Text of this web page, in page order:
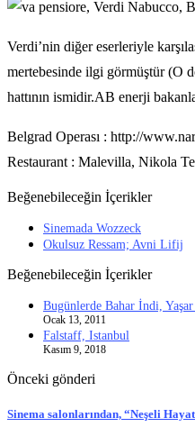
Verdi’nin diğer eserleriyle
mertebesinde ilgi görmüştür (O
hattının ismidir.AB enerji
Belgrad Operası : http://
Restaurant : Malevilla, Nikola
Beğenebileceğin İçerikler
Sinemada Wozzeck
Okulsuz Ressam; Avni Lifij
Beğenebileceğin İçerikler
Bugünlerde Bahar İndi,
Ocak 13, 2011
Falstaff, Istanbul
Kasım 9, 2018
Önceki gönderi
Sinema salonlarından, “Neşeli